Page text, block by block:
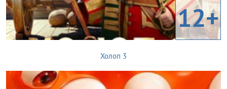
12+
Холоп 3